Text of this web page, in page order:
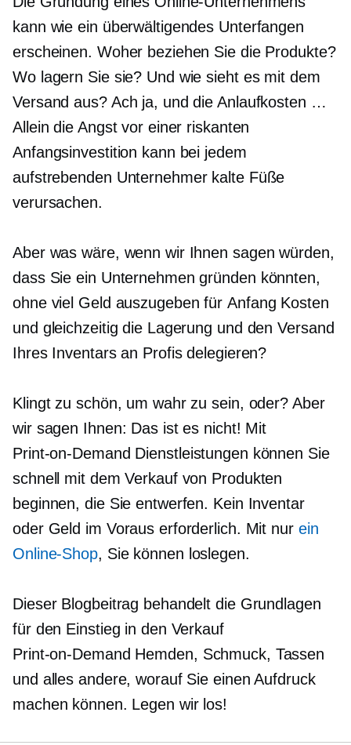
kann wie ein überwältigendes Unterfangen
erscheinen. Woher beziehen Sie die Produkte?
Wo lagern Sie sie? Und wie sieht es mit dem
Versand aus? Ach ja, und die Anlaufkosten …
Allein die Angst vor einer riskanten
Anfangsinvestition kann bei jedem
aufstrebenden Unternehmer kalte Füße
verursachen.
Aber was wäre, wenn wir Ihnen sagen würden,
dass Sie ein Unternehmen gründen könnten,
ohne viel Geld auszugeben für Anfang Kosten
und gleichzeitig die Lagerung und den Versand
Ihres Inventars an Profis delegieren?
Klingt zu schön, um wahr zu sein, oder? Aber
wir sagen Ihnen: Das ist es nicht! Mit
Print-on-Demand Dienstleistungen können Sie
schnell mit dem Verkauf von Produkten
beginnen, die Sie entwerfen. Kein Inventar
oder Geld im Voraus erforderlich. Mit nur ein
Online-Shop, Sie können loslegen.
Dieser Blogbeitrag behandelt die Grundlagen
für den Einstieg in den Verkauf
Print-on-Demand Hemden, Schmuck, Tassen
und alles andere, worauf Sie einen Aufdruck
machen können. Legen wir los!